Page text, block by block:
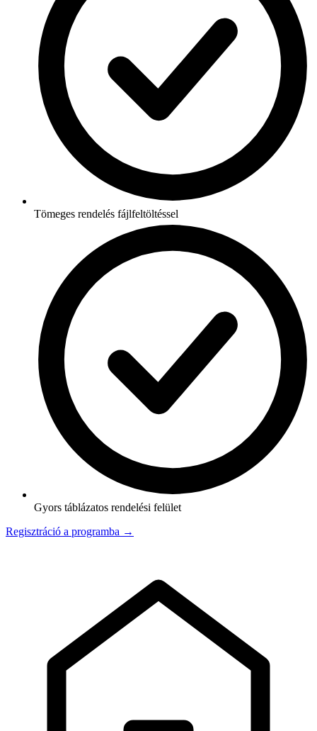
Tömeges rendelés fájlfeltöltéssel
Gyors táblázatos rendelési felület
Regisztráció a programba →